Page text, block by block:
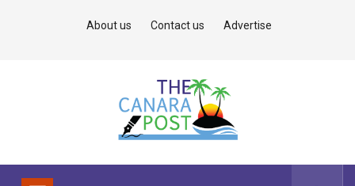
About us Contact us Advertise